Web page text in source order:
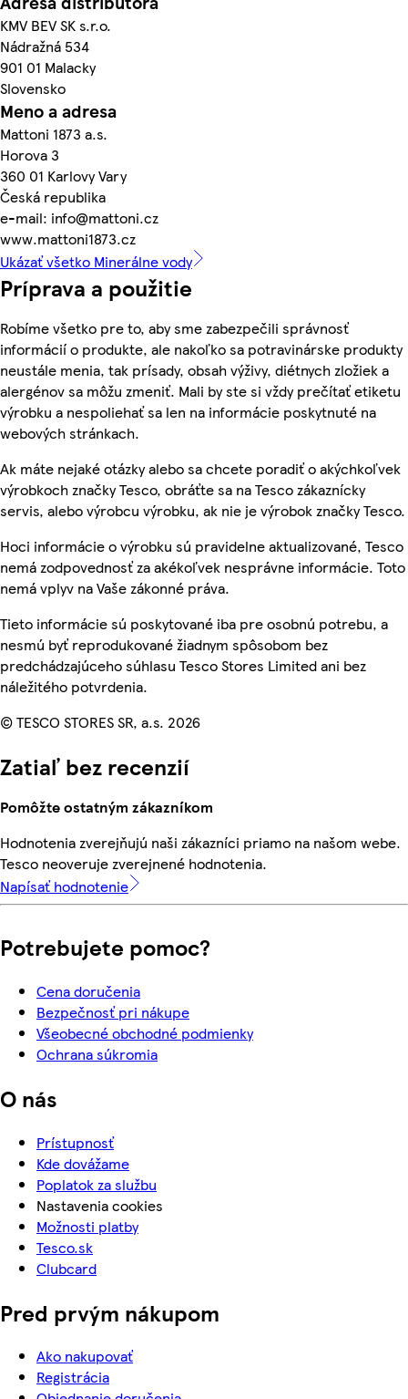
KMV BEV SK s.r.o.
Nádražná 534
901 01 Malacky
Slovensko
Meno a adresa
Mattoni 1873 a.s.
Horova 3
360 01 Karlovy Vary
Česká republika
e-mail: info@mattoni.cz
www.mattoni1873.cz
Ukázať všetko Minerálne vody
Príprava a použitie
Robíme všetko pre to, aby sme zabezpečili správnosť
informácií o produkte, ale nakoľko sa potravinárske produkty
neustále menia, tak prísady, obsah výživy, diétnych zložiek a
alergénov sa môžu zmeniť. Mali by ste si vždy prečítať etiketu
výrobku a nespoliehať sa len na informácie poskytnuté na
webových stránkach.
Ak máte nejaké otázky alebo sa chcete poradiť o akýchkoľvek
výrobkoch značky Tesco, obráťte sa na Tesco zákaznícky
servis, alebo výrobcu výrobku, ak nie je výrobok značky Tesco.
Hoci informácie o výrobku sú pravidelne aktualizované, Tesco
nemá zodpovednosť za akékoľvek nesprávne informácie. Toto
nemá vplyv na Vaše zákonné práva.
Tieto informácie sú poskytované iba pre osobnú potrebu, a
nesmú byť reprodukované žiadnym spôsobom bez
predchádzajúceho súhlasu Tesco Stores Limited ani bez
náležitého potvrdenia.
© TESCO STORES SR, a.s. 2026
Zatiaľ bez recenzií
Pomôžte ostatným zákazníkom
Hodnotenia zverejňujú naši zákazníci priamo na našom webe.
Tesco neoveruje zverejnené hodnotenia.
Napísať hodnotenie
Potrebujete pomoc?
Cena doručenia
Bezpečnosť pri nákupe
Všeobecné obchodné podmienky
Ochrana súkromia
O nás
Prístupnosť
Kde dovážame
Poplatok za službu
Nastavenia cookies
Možnosti platby
Tesco.sk
Clubcard
Pred prvým nákupom
Ako nakupovať
Registrácia